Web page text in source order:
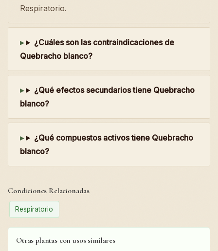
Respiratorio.
¿Cuáles son las contraindicaciones de
Quebracho blanco?
¿Qué efectos secundarios tiene Quebracho
blanco?
¿Qué compuestos activos tiene Quebracho
blanco?
Condiciones Relacionadas
Respiratorio
Otras plantas con usos similares